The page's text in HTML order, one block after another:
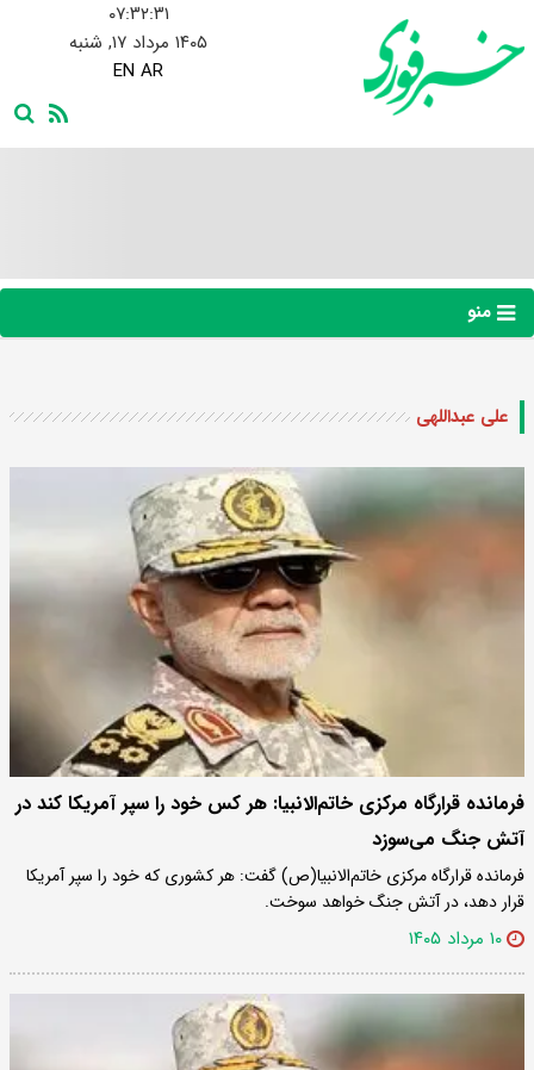
۰۷:۳۲:۳۱
۱۴۰۵ مرداد ۱۷, شنبه
EN AR
منو
علی عبداللهی
فرمانده قرارگاه مرکزی خاتم‌الانبیا: هر کس خود را سپر آمریکا کند در
آتش جنگ می‌سوزد
فرمانده قرارگاه مرکزی خاتم‌الانبیا(ص) گفت: هر کشوری که خود را سپر آمریکا
قرار دهد، در آتش جنگ خواهد سوخت.
۱۰ مرداد ۱۴۰۵